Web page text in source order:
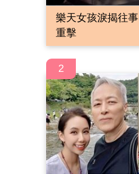
樂天女孩淚揭往
重擊
2